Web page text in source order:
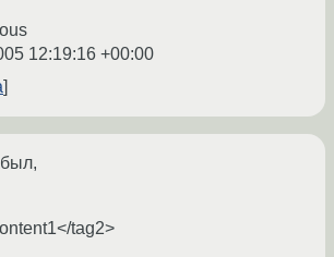
12:19:16 +00:00
tag2>